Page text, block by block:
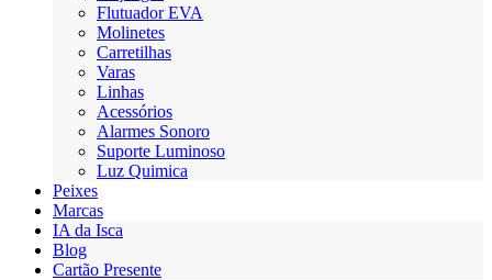
Flutuador EVA
Molinetes
Carretilhas
Varas
Linhas
Acessórios
Alarmes Sonoro
Suporte Luminoso
Luz Quimica
Peixes
Marcas
IA da Isca
Blog
Cartão Presente